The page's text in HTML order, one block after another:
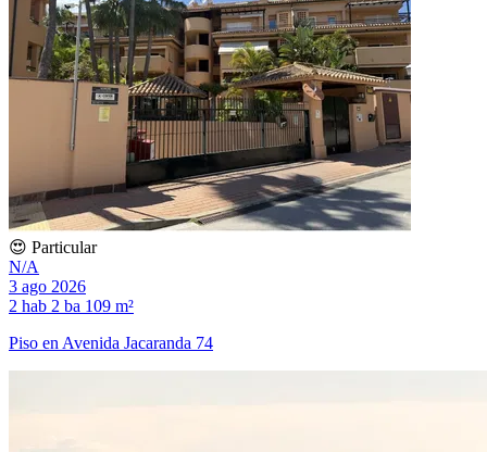
😍 Particular
N/A
3 ago 2026
2 hab 2 ba 109 m²
Piso en Avenida Jacaranda 74